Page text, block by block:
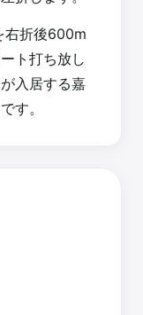
右折後600m
ト打ち放し
入居する嘉
す。